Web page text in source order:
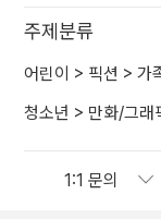
주제분류
어린이 > 픽션 > 가
청소년 > 만화/그래